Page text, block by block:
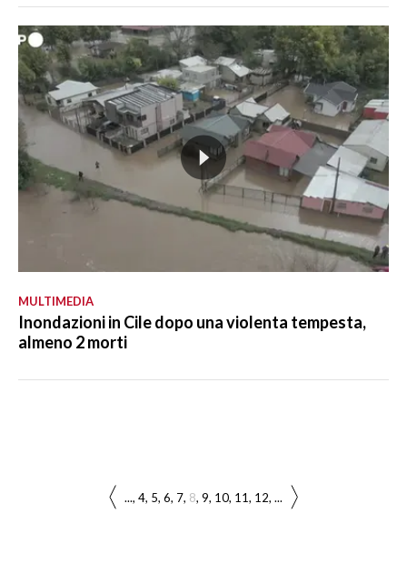
MULTIMEDIA
Inondazioni in Cile dopo una violenta tempesta,
almeno 2 morti
... 4 5 6 7 8 9 10 11 12 ...